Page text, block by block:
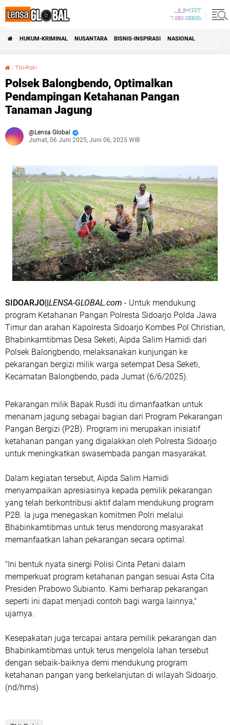
JUM'AT
7 08 2026
HUKUM-KRIMINAL NUSANTARA BISNIS-INSPIRASI NASIONAL
› TNI-Polri
Polsek Balongbendo, Optimalkan
Pendampingan Ketahanan Pangan
Tanaman Jagung
Lensa Global
Jumat, 06 Juni 2025, Juni 06, 2025 WIB
SIDOARJO||LENSA-GLOBAL.com - Untuk mendukung
program Ketahanan Pangan Polresta Sidoarjo Polda Jawa
Timur dan arahan Kapolresta Sidoarjo Kombes Pol Christian,
Bhabinkamtibmas Desa Seketi, Aipda Salim Hamidi dari
Polsek Balongbendo, melaksanakan kunjungan ke
pekarangan bergizi milik warga setempat Desa Seketi,
Kecamatan Balongbendo, pada Jumat (6/6/2025).
Pekarangan milik Bapak Rusdi itu dimanfaatkan untuk
menanam jagung sebagai bagian dari Program Pekarangan
Pangan Bergizi (P2B). Program ini merupakan inisiatif
ketahanan pangan yang digalakkan oleh Polresta Sidoarjo
untuk meningkatkan swasembada pangan masyarakat.
Dalam kegiatan tersebut, Aipda Salim Hamidi
menyampaikan apresiasinya kepada pemilik pekarangan
yang telah berkontribusi aktif dalam mendukung program
P2B. Ia juga menegaskan komitmen Polri melalui
Bhabinkamtibmas untuk terus mendorong masyarakat
memanfaatkan lahan pekarangan secara optimal.
"Ini bentuk nyata sinergi Polisi Cinta Petani dalam
memperkuat program ketahanan pangan sesuai Asta Cita
Presiden Prabowo Subianto. Kami berharap pekarangan
seperti ini dapat menjadi contoh bagi warga lainnya,"
ujarnya.
Kesepakatan juga tercapai antara pemilik pekarangan dan
Bhabinkamtibmas untuk terus mengelola lahan tersebut
dengan sebaik-baiknya demi mendukung program
ketahanan pangan yang berkelanjutan di wilayah Sidoarjo.
(nd/hms)